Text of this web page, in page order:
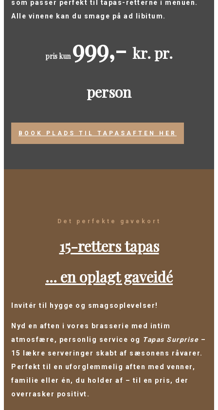
som passer perfekt til tapas-retterne i menuen.
Alle vinene kan du smage på ad libitum.
pris kun 999,- kr. pr.
person
BOOK PLADS TIL TAPASAFTEN HER
Det perfekte gavekort
15-retters tapas
... en oplagt gaveidé
Invitér til hygge og smagsoplevelser!
Nyd en aften i vores brasserie med intim
atmosfære, personlig service og Tapas Surprise –
15 lækre serveringer skabt af sæsonens råvarer.
Perfekt til en uforglemmelig aften med venner,
familie eller én, du holder af – til en pris, der
overrasker positivt.